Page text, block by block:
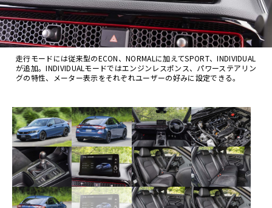
走行モードには従来型のECON、NORMALに加えてSPORT、INDIVIDUAL
が追加。INDIVIDUALモードではエンジンレスポンス、パワーステアリン
グの特性、メーター表示をそれぞれユーザーの好みに設定できる。